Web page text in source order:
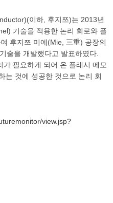
이하, 후지쯔)는 2013년
기술을 적용한 논리 회로와 플
후지쯔 미에(Mie, 三重) 공장의
술을 개발했다고 발표하였다.
필요하게 되어 온 플래시 메모
는 것에 성공한 것으로 논리 회
view.jsp?